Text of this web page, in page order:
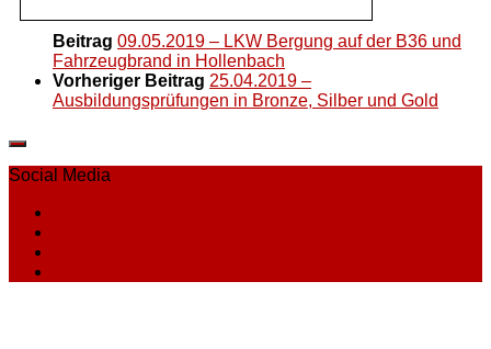
Beitrag 09.05.2019 – LKW Bergung auf der B36 und
Fahrzeugbrand in Hollenbach
Vorheriger Beitrag 25.04.2019 –
Ausbildungsprüfungen in Bronze, Silber und Gold
Social Media